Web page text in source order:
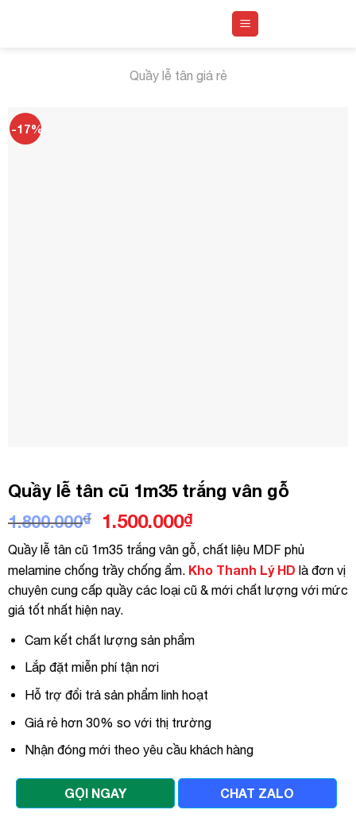
Quầy lễ tân giá rẻ
-17%
Quầy lễ tân cũ 1m35 trắng vân gỗ
1.800.000₫
Giá
gốc
là:
1.800.000₫.
1.500.000₫Giá
hiện
tại
là:
1.500.000₫.
Quầy lễ tân cũ 1m35 trắng vân gỗ, chất liệu MDF phủ
melamine chống trầy chống ẩm. Kho Thanh Lý HD là đơn vị
chuyên cung cấp quầy các loại cũ & mới chất lượng với mức
giá tốt nhất hiện nay.
Cam kết chất lượng sản phẩm
Lắp đặt miễn phí tận nơi
Hỗ trợ đổi trả sản phẩm linh hoạt
Giá rẻ hơn 30% so với thị trường
Nhận đóng mới theo yêu cầu khách hàng
GỌI NGAY CHAT ZALO